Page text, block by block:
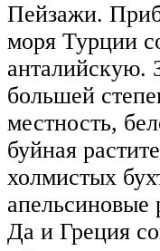
Пейзажи.
моря Турции
анталийскую.
большей
местность,
буйная
холмистых
Да и Греция